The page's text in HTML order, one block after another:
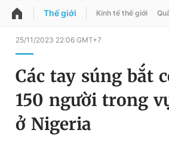
QUẢNG CÁO
Chuyên mục
Chuyên mục khác
Đổi mật khẩu
Tin đã lưu
Tin đã xem
Thế giới Kinh tế thế giới
25/11/2023 22:06 GMT+7
Các tay súng bắt
150 người trong
ở Nigeria